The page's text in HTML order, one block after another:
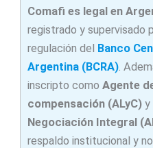
Comafi es legal en
registrado y supervisado
regulación del Banco
Argentina (BCRA).
inscripto como Agente
compensación (ALyC)y
Negociación Integral
respaldo institucional y